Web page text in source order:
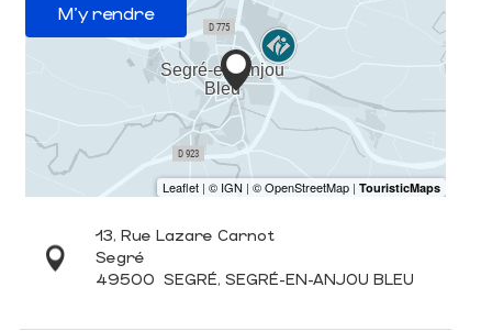
M'y rendre
13, Rue Lazare Carnot
Segré
49500 SEGRÉ, SEGRÉ-EN-ANJOU BLEU